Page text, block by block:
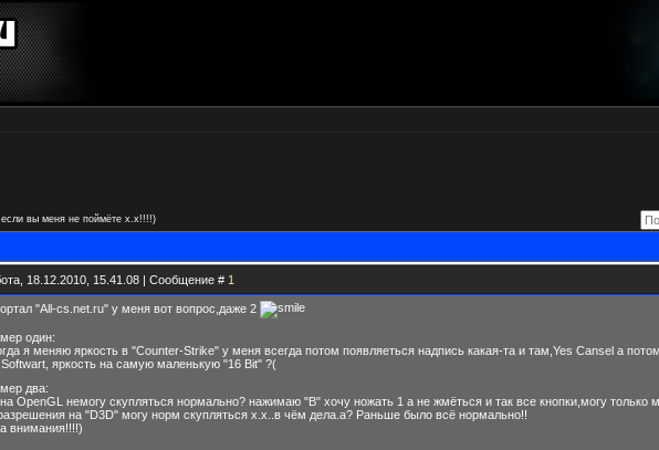
если вы меня не поймёте х.х!!!!)
18.12.2010, 15.41.08 | Сообщение # 1
"All-cs.net.ru" у меня вот вопрос,даже 2
один:
я меняю яркость в "Counter-Strike" у меня всегда потом появляеться надпись какая-та и там,Yes Cansel а
яркость на самую маленькую "16 Bit" ?(
два:
OpenGL немогу скупляться нормально? нажимаю "B" хочу ножать 1 а не жмёться и так все кнопки,могу только
на "D3D" могу норм скупляться х.х..в чём дела.а? Раньше было всё нормально!!
внимания!!!!)